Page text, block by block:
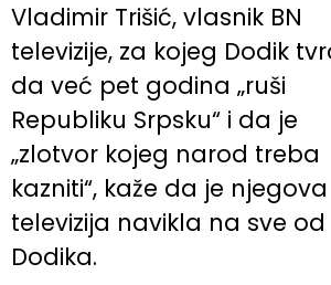
Vladimir Trišić, vlasnik BN
televizije, za kojeg Dodik
da već pet godina „ruši
Republiku Srpsku“ i da je
„zlotvor kojeg narod treba
kazniti“, kaže da je njegova
televizija navikla na sve od
Dodika.